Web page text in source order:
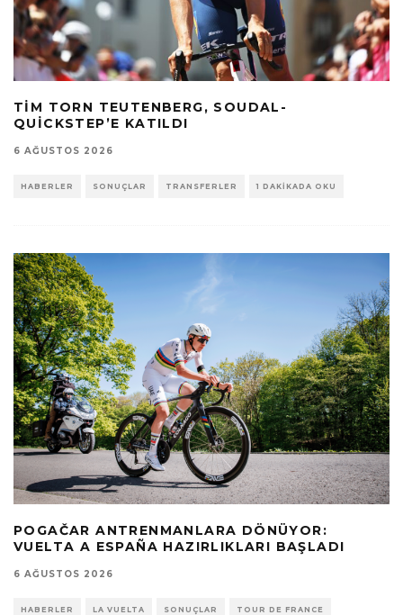
TIM TORN TEUTENBERG, SOUDAL-
QUICKSTEP’E KATILDI
6 AĞUSTOS 2026
HABERLER SONUÇLAR TRANSFERLER 1 DAKIKADA OKU
POGAČAR ANTRENMANLARA DÖNÜYOR:
VUELTA A ESPAÑA HAZIRLIKLARI BAŞLADI
6 AĞUSTOS 2026
HABERLER LA VUELTA SONUÇLAR TOUR DE FRANCE